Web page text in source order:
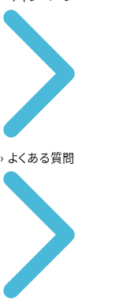
› よくある質問